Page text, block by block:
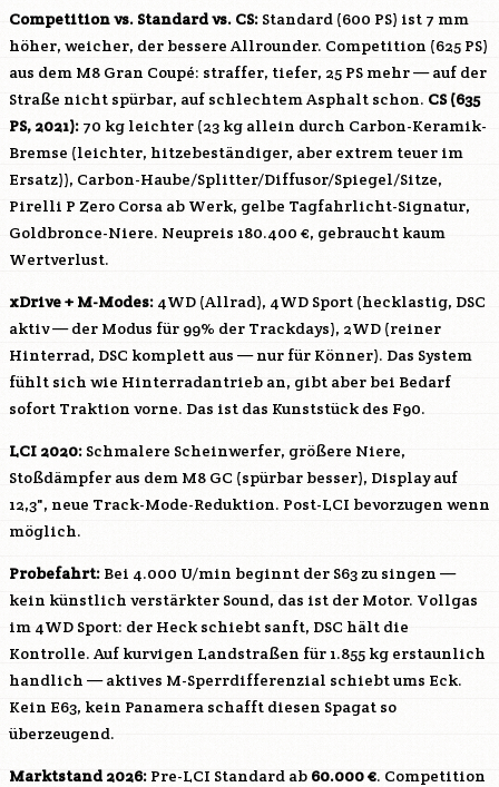
Competition vs. Standard vs. CS: Standard (600 PS) ist 7 mm
höher, weicher, der bessere Allrounder. Competition (625 PS)
aus dem M8 Gran Coupé: straffer, tiefer, 25 PS mehr — auf der
Straße nicht spürbar, auf schlechtem Asphalt schon. CS (635
PS, 2021): 70 kg leichter (23 kg allein durch Carbon-Keramik-
Bremse (leichter, hitzebeständiger, aber extrem teuer im
Ersatz)), Carbon-Haube/Splitter/Diffusor/Spiegel/Sitze,
Pirelli P Zero Corsa ab Werk, gelbe Tagfahrlicht-Signatur,
Goldbronce-Niere. Neupreis 180.400 €, gebraucht kaum
Wertverlust.
xDrive + M-Modes: 4WD (Allrad), 4WD Sport (hecklastig, DSC
aktiv — der Modus für 99% der Trackdays), 2WD (reiner
Hinterrad, DSC komplett aus — nur für Könner). Das System
fühlt sich wie Hinterradantrieb an, gibt aber bei Bedarf
sofort Traktion vorne. Das ist das Kunststück des F90.
LCI 2020: Schmalere Scheinwerfer, größere Niere,
Stoßdämpfer aus dem M8 GC (spürbar besser), Display auf
12,3", neue Track-Mode-Reduktion. Post-LCI bevorzugen wenn
möglich.
Probefahrt: Bei 4.000 U/min beginnt der S63zu singen —
kein künstlich verstärkter Sound, das ist der Motor. Vollgas
im 4WD Sport: der Heck schiebt sanft, DSC hält die
Kontrolle. Auf kurvigen Landstraßen für 1.855 kg erstaunlich
handlich — aktives M-Sperrdifferenzial schiebt ums Eck.
Kein E63, kein Panamera schafft diesen Spagat so
überzeugend.
Marktstand 2026: Pre-LCI Standard ab 60.000 €. Competition